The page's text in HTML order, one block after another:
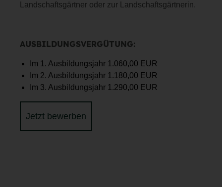
Landschaftsgärtner oder zur Landschaftsgärtnerin.
AUSBILDUNGSVERGÜTUNG:
Im 1. Ausbildungsjahr 1.060,00 EUR
Im 2. Ausbildungsjahr 1.180,00 EUR
Im 3. Ausbildungsjahr 1.290,00 EUR
Jetzt bewerben